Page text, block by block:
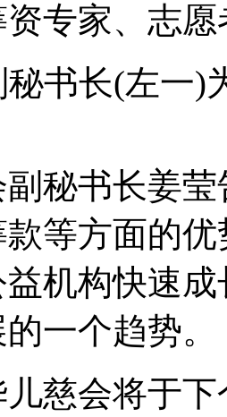
专家、志
书长(左一)
秘书长姜
等方面的
机构快速
一个趋势。
慈会将于